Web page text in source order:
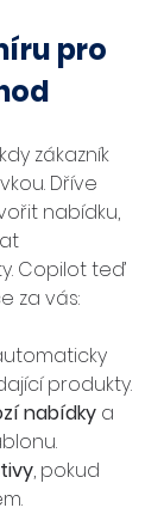
pro
zákazník
Dříve
nabídku,
Copilot teď
za vás:
produkty.
nabídky a
, pokud